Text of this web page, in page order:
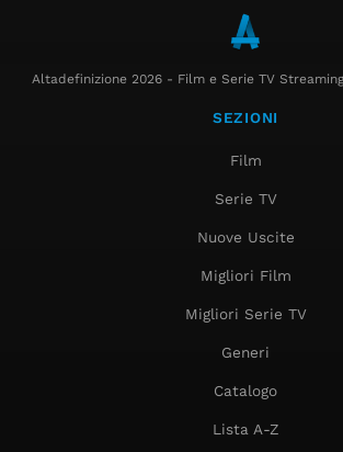
Altadefinizione 2026 - Film e Serie TV
SEZIONI
Film
Serie TV
Nuove Uscite
Migliori Film
Migliori Serie TV
Generi
Catalogo
Lista A-Z